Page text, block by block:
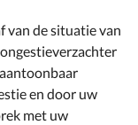
van de situatie van
en door uw
met uw